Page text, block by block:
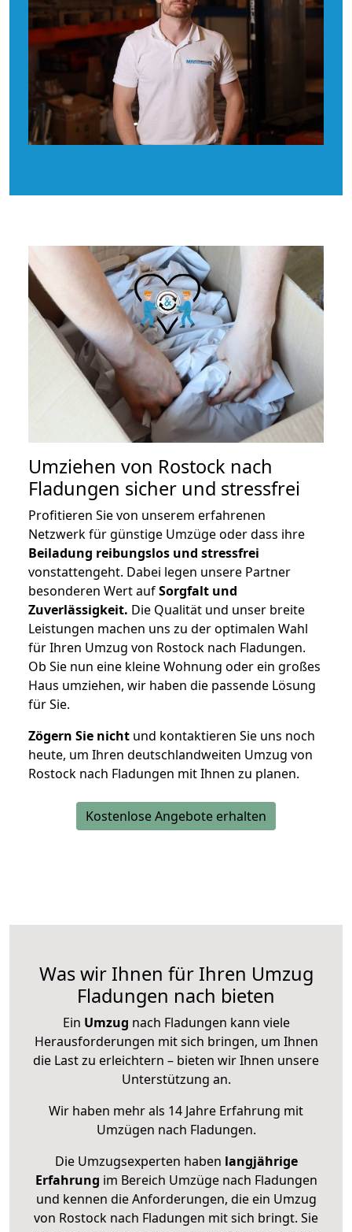
Umziehen von Rostock nach
Fladungen sicher und stressfrei
Profitieren Sie von unserem erfahrenen
Netzwerk für günstige Umzüge oder dass ihre
Beiladung reibungslos und stressfrei
vonstattengeht. Dabei legen unsere Partner
besonderen Wert aufSorgfalt und
Zuverlässigkeit. Die Qualität und unser breite
Leistungen machen uns zu der optimalen Wahl
für Ihren Umzug von Rostock nach Fladungen.
Ob Sie nun eine kleine Wohnung oder ein großes
Haus umziehen, wir haben die passende Lösung
für Sie.
Zögern Sie nicht und kontaktieren Sie uns noch
heute, um Ihren deutschlandweiten Umzug von
Rostock nach Fladungen mit Ihnen zu planen.
Kostenlose Angebote erhalten
Was wir Ihnen für Ihren Umzug
Fladungen nach bieten
Ein Umzug nach Fladungen kann viele
Herausforderungen mit sich bringen, um Ihnen
die Last zu erleichtern – bieten wir Ihnen unsere
Unterstützung an.
Wir haben mehr als 14 Jahre Erfahrung mit
Umzügen nach Fladungen.
Die Umzugsexperten haben langjährige
Erfahrung im Bereich Umzüge nach Fladungen
und kennen die Anforderungen, die ein Umzug
von Rostock nach Fladungen mit sich bringt. Sie